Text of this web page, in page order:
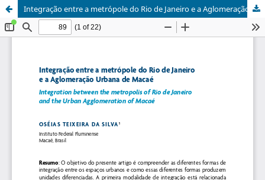
Integração entre a metrópole do Rio de Janeiro e a Aglomeração Urbana de Macaé